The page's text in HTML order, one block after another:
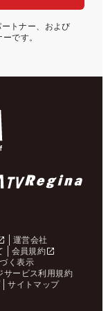
トナー、および
です。
運営会社
会員規約
く表示
サービス利用規約
サイトマップ